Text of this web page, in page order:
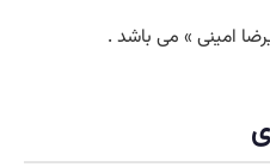
امینی » می باشد .